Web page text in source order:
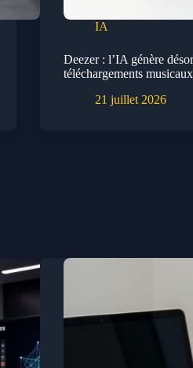
IA
Deezer : l’IA génère
téléchargements musicaux
21 juillet 2026